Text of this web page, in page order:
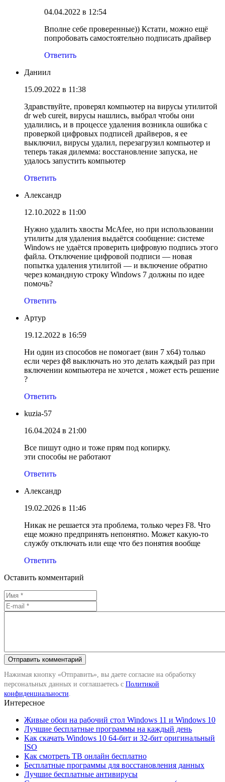
04.04.2022 в 12:54
Вполне себе проверенные)) Кстати, можно ещё
попробовать самостоятельно подписать драйвер
Ответить
Даниил
15.09.2022 в 11:38
Здравствуйте, проверял компьютер на вирусы утилитой
dr web cureit, вирусы нашлись, выбрал чтобы они
удалились, и в процессе удаления возникла ошибка с
проверкой цифровых подписей драйверов, я ее
выключил, вирусы удалил, перезагрузил компьютер и
теперь такая дилемма: восстановление запуска, не
удалось запустить компьютер
Ответить
Александр
12.10.2022 в 11:00
Нужно удалить хвосты McAfee, но при использовании
утилиты для удаления выдаётся сообщение: системе
Windows не удаётся проверить цифровую подпись этого
файла. Отключение цифровой подписи — новая
попытка удаления утилитой — и включение обратно
через командную строку Windows 7 должны по идее
помочь?
Ответить
Артур
19.12.2022 в 16:59
Ни один из способов не помогает (вин 7 х64) только
если через ф8 выключать но это делать каждый раз при
включении компьютера не хочется , может есть решение
?
Ответить
kuzia-57
16.04.2024 в 21:00
Все пишут одно и тоже прям под копирку.
эти способы не работают
Ответить
Александр
19.02.2026 в 11:46
Никак не решается эта проблема, только через F8. Что
еще можно предпринять непонятно. Может какую-то
службу отключать или еще что без понятия вообще
Ответить
Оставить комментарий
Нажимая кнопку «Отправить», вы даете согласие на обработку
персональных данных и соглашаетесь с Политикой
конфиденциальности.
Интересное
Живые обои на рабочий стол Windows 11 и Windows 10
Лучшие бесплатные программы на каждый день
Как скачать Windows 10 64-бит и 32-бит оригинальный
ISO
Как смотреть ТВ онлайн бесплатно
Бесплатные программы для восстановления данных
Лучшие бесплатные антивирусы